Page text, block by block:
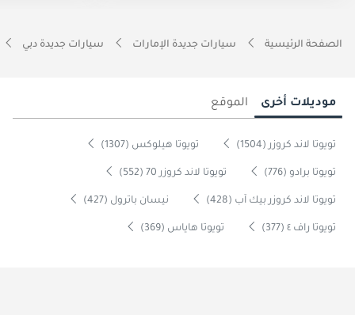
الصفحة الرئيسية سيارات جديدة الإمارات سيارات جديدة دبي
موديلات أخرى الموقع
تويوتا لاند كروزر (1504) تويوتا هيلوكس (1307)
تويوتا برادو (776) تويوتا لاند كروزر 70 (552)
تويوتا لاند كروزر بيك آب (428) نيسان باترول (427)
تويوتا راف ٤ (377) تويوتا هاياس (369)